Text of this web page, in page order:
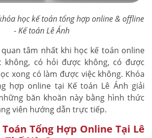
học kế toán tổng hợp online & offline
- Kế toán Lê Ánh
tâm nhất khi học kế toán online
không, có hỏi được không, có được
xong có làm được việc không. Khóa
hợp online tại Kế toán Lê Ánh giải
băn khoăn này bằng hình thức
viên hướng dẫn trực tiếp.
Toán Tổng Hợp Online Tại Lê